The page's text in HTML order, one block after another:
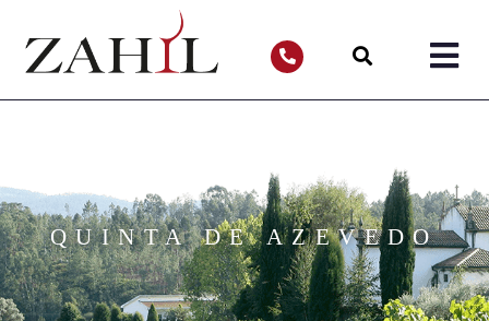
QUINTA DE AZEVEDO